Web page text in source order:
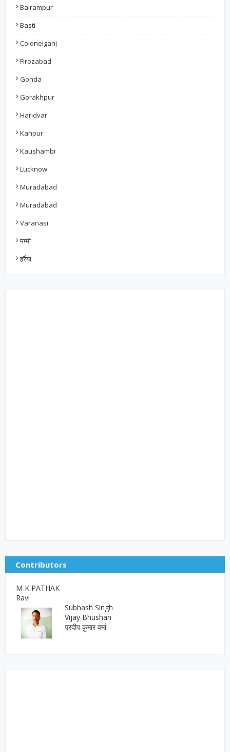
Balrampur
Basti
Colonelganj
Firozabad
Gonda
Gorakhpur
Haridvar
Kanpur
Kaushambi
Lucknow
Muradabad
Muradabad
Varanasi
मम्मी
हर्रैया
Contributors
M K PATHAK
Ravi
Subhash Singh
Vijay Bhushan
प्रदीप कुमार वर्मा